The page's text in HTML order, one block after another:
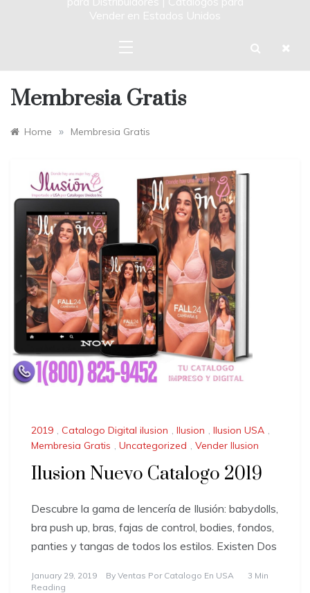
Vender en Estados Unidos
Membresia Gratis
Home » Membresia Gratis
2019 , Catalogo Digital ilusion , Ilusion , Ilusion USA ,
Membresia Gratis , Uncategorized , Vender Ilusion
Ilusion Nuevo Catalogo 2019
Descubre la gama de lencería de Ilusión: babydolls,
bra push up, bras, fajas de control, bodies, fondos,
panties y tangas de todos los estilos. Existen Dos
January 29, 2019 By Ventas Por Catalogo En USA
3 Min
Reading